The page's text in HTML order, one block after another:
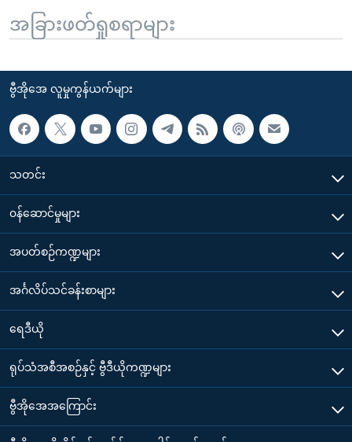
အခြားဖတ်ရှုစရာများ
ဗွီအိုအေ လူမှုကွန်ယက်များ
သတင်း
၀န်ဆောင်မှုများ
အပတ်စဉ်ကဏ္ဍများ
အင်္ဂလိပ်သင်ခန်းစာများ
ရေဒီယို
ရုပ်သံအစီအစဉ်နှင့် ဗွီဒီယိုကဏ္ဍများ
ဗွီအိုအေအကြောင်း